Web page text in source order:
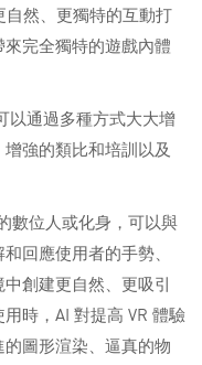
自然、更獨特的互動打
完全獨特的遊戲內體
以通過多種方式大大增
強的類比和培訓以及
數位人或化身，可以與
回應使用者的手勢、
創建更自然、更吸引
時，AI 對提高 VR 體驗
圖形渲染、逼真的物